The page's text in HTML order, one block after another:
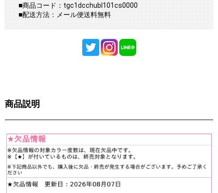
■商品コード：tgc1dcchubl101cs0000
■配送方法：メール便送料無料
商品説明